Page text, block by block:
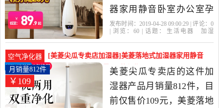
器家用静音卧室办公室孕
妇婴儿空气大容量恒湿是
卖店精选生活电器当中性
价比很高的加湿器，由广
东 佛山发货。
发布时间：2019-04-28 09:00:29 | 评论： 0
| 浏览： 60 | 话题： 生活电器
加湿
空气净化器
[美菱尖瓜专卖店加湿器]美菱落地式加湿器家用静音
卧室孕妇婴儿月销量812件仅售109元
￥109
月销量812件
美菱尖瓜专卖店的这件加
湿器产品月销量812件，目
前仅售价109元，美菱落地